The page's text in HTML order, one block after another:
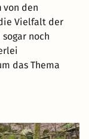
von den
Vielfalt der
noch
das Thema